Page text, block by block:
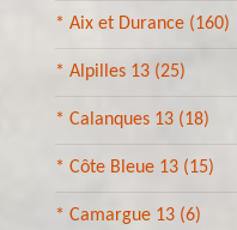
* Aix et Durance (160)
* Alpilles 13 (25)
* Calanques 13 (18)
* Côte Bleue 13 (15)
* Camargue 13 (6)